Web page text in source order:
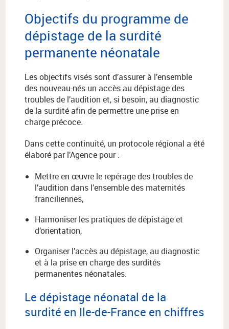
Objectifs du programme de
dépistage de la surdité
permanente néonatale
Les objectifs visés sont d’assurer à l’ensemble
des nouveau-nés un accès au dépistage des
troubles de l’audition et, si besoin, au diagnostic
de la surdité afin de permettre une prise en
charge précoce.
Dans cette continuité, un protocole régional a été
élaboré par l’Agence pour :
Mettre en œuvre le repérage des troubles de
l’audition dans l’ensemble des maternités
franciliennes,
Harmoniser les pratiques de dépistage et
d’orientation,
Organiser l’accès au dépistage, au diagnostic
et à la prise en charge des surdités
permanentes néonatales.
Le dépistage néonatal de la
surdité en Ile-de-France en chiffres